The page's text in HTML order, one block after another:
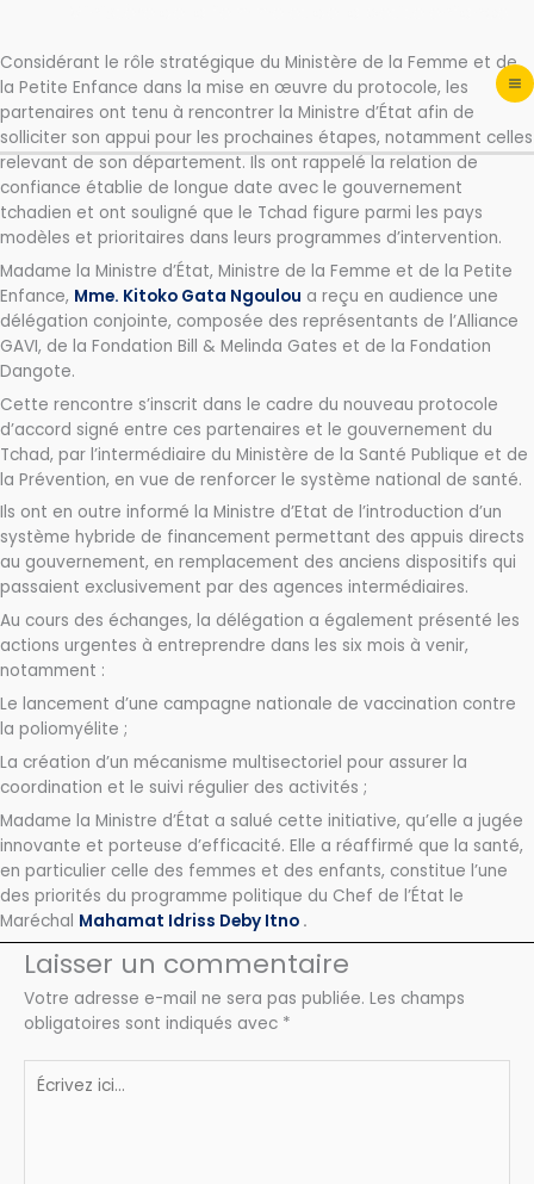
contenu
Considérant le rôle stratégique du Ministère de la Femme et de
la Petite Enfance dans la mise en œuvre du protocole, les
partenaires ont tenu à rencontrer la Ministre d’État afin de
solliciter son appui pour les prochaines étapes, notamment celles
relevant de son département. Ils ont rappelé la relation de
confiance établie de longue date avec le gouvernement
tchadien et ont souligné que le Tchad figure parmi les pays
modèles et prioritaires dans leurs programmes d’intervention.
Madame la Ministre d’État, Ministre de la Femme et de la Petite
Enfance, Mme. Kitoko Gata Ngoulou a reçu en audience une
délégation conjointe, composée des représentants de l’Alliance
GAVI, de la Fondation Bill & Melinda Gates et de la Fondation
Dangote.
Cette rencontre s’inscrit dans le cadre du nouveau protocole
d’accord signé entre ces partenaires et le gouvernement du
Tchad, par l’intermédiaire du Ministère de la Santé Publique et de
la Prévention, en vue de renforcer le système national de santé.
Ils ont en outre informé la Ministre d’Etat de l’introduction d’un
système hybride de financement permettant des appuis directs
au gouvernement, en remplacement des anciens dispositifs qui
passaient exclusivement par des agences intermédiaires.
Au cours des échanges, la délégation a également présenté les
actions urgentes à entreprendre dans les six mois à venir,
notamment :
Le lancement d’une campagne nationale de vaccination contre
la poliomyélite ;
La création d’un mécanisme multisectoriel pour assurer la
coordination et le suivi régulier des activités ;
Madame la Ministre d’État a salué cette initiative, qu’elle a jugée
innovante et porteuse d’efficacité. Elle a réaffirmé que la santé,
en particulier celle des femmes et des enfants, constitue l’une
des priorités du programme politique du Chef de l’État le
Maréchal Mahamat Idriss Deby Itno .
Laisser un commentaire
Votre adresse e-mail ne sera pas publiée. Les champs
obligatoires sont indiqués avec *
Écrivez
ici…